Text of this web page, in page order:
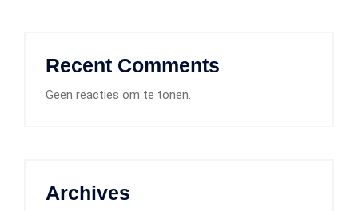
Recent Comments
Geen reacties om te tonen.
Archives